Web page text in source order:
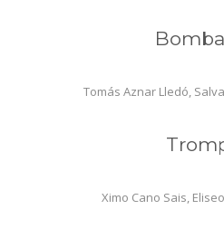
Tomás Aznar Lledó,
Ximo Cano Sais,